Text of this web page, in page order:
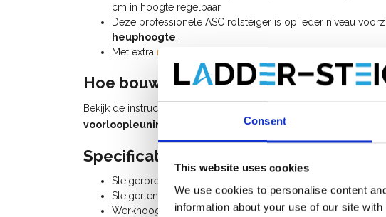
Consent
This website uses cookies
We use cookies to personalise content
information about your use of our site
cm in hoogte regelbaar.
Deze professionele ASC rolsteiger is op ieder niveau
heuphoogte
Met extra rolsteiger onderdelen
Hoe bouw ik een rolsteiger met
Bekijk de instructievideo (watch video) voor het opbouwen van de
voorloopleuning
of raadpleeg dehandleiding AGS Pro
Specificaties:
Steigerbreedte: 0,75 m
Steigerlengte: 1,90 m
Werkhoogte: 10,20 m